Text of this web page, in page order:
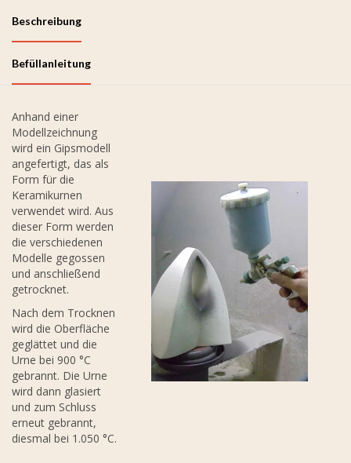
Beschreibung
Befüllanleitung
Anhand einer
Modellzeichnung
wird ein Gipsmodell
angefertigt, das als
Form für die
Keramikurnen
verwendet wird. Aus
dieser Form werden
die verschiedenen
Modelle gegossen
und anschließend
getrocknet.
Nach dem Trocknen
wird die Oberfläche
geglättet und die
Urne bei 900 °C
gebrannt. Die Urne
wird dann glasiert
und zum Schluss
erneut gebrannt,
diesmal bei 1.050 °C.